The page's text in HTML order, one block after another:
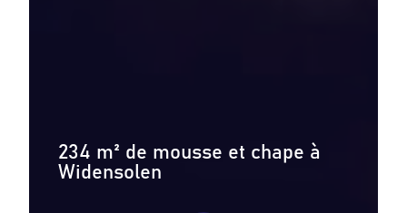
234 m² de mousse et chape à
Widensolen